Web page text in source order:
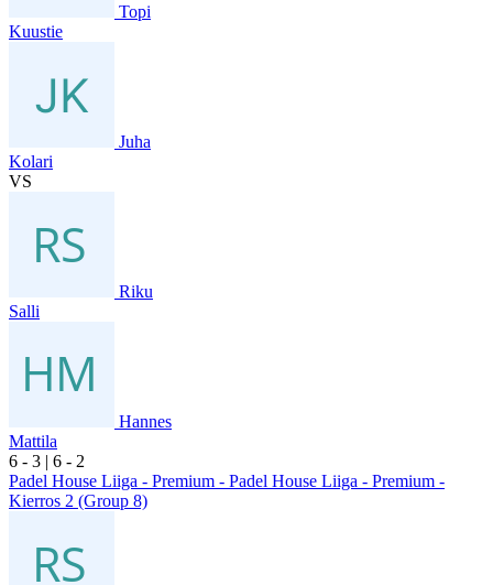
Topi
Kuustie
Juha
Kolari
VS
Riku
Salli
Hannes
Mattila
6 - 3 | 6 - 2
Padel House Liiga - Premium - Padel House Liiga - Premium -
Kierros 2 (Group 8)